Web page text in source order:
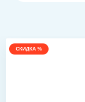
СКИДКА %